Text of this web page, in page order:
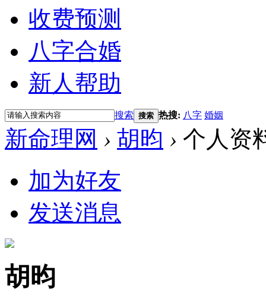
收费预测
八字合婚
新人帮助
搜索 搜索 热搜: 八字 婚姻
新命理网 › 胡昀 › 个人资
加为好友
发送消息
胡昀